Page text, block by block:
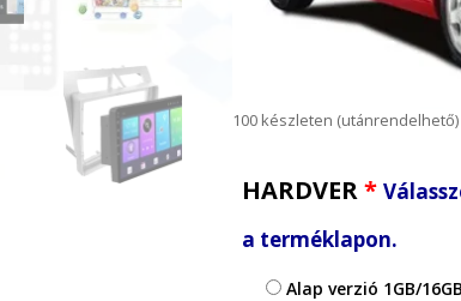
100 készleten (utánrendelhető)
HARDVER*
a terméklapon.
Alap verzió 1GB/16GB